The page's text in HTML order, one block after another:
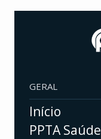
GERAL
Início
PPTA Saúde